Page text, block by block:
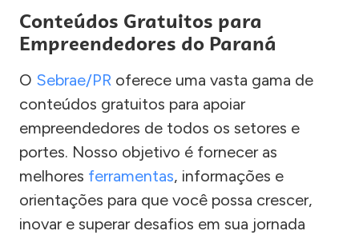
Conteúdos Gratuitos para
Empreendedores do Paraná
O Sebrae/PR oferece uma vasta gama de
conteúdos gratuitos para apoiar
empreendedores de todos os setores e
portes. Nosso objetivo é fornecer as
melhores ferramentas, informações e
orientações para que você possa crescer,
inovar e superar desafios em sua jornada